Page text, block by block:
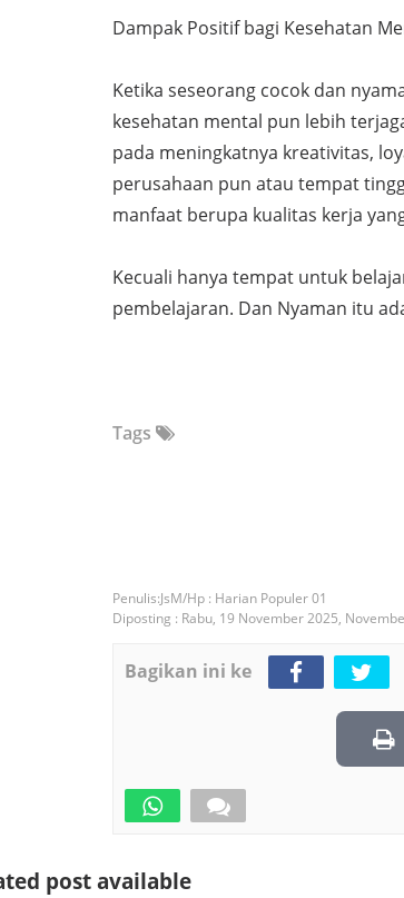
Dampak Positif bagi Kesehatan
Ketika seseorang cocok dan
kesehatan mental pun lebih
pada meningkatnya kreativitas,
perusahaan pun atau tempat
manfaat berupa kualitas kerja
Kecuali hanya tempat untuk
pembelajaran. Dan Nyaman itu
Tags
JsM/Hp : Harian Populer 01
Diposting : Rabu, 19 November 2025,
Bagikan ini ke
post available